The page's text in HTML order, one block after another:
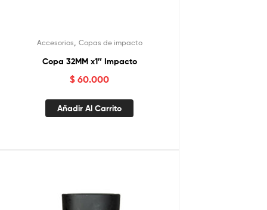
Accesorios Copas de impacto
Copa 32MM x1″ Impacto
$ 60.000
Añadir Al Carrito